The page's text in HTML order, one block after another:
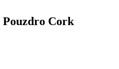
Pouzdro Cork